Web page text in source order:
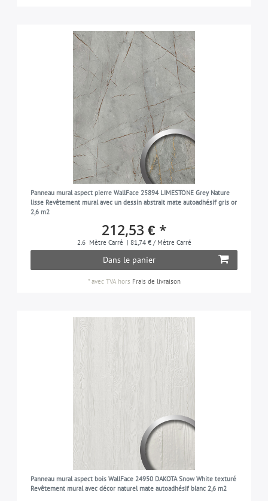
Panneau mural aspect pierre WallFace 25894 LIMESTONE Grey Nature
lisse Revêtement mural avec un dessin abstrait mate autoadhésif gris or
2,6 m2
212,53 € *
2.6 Mètre Carré | 81,74 € / Mètre Carré
Dans le panier
*avec TVAhors Frais de livraison
Panneau mural aspect bois WallFace 24950 DAKOTA Snow White texturé
Revêtement mural avec décor naturel mate autoadhésif blanc 2,6 m2